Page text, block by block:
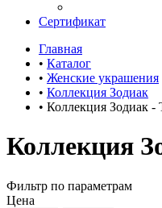
Сертификат
Главная
• Каталог
• Женские украшения
• Коллекция Зодиак
• Коллекция Зодиак -
Коллекция
Фильтр по параметрам
Цена